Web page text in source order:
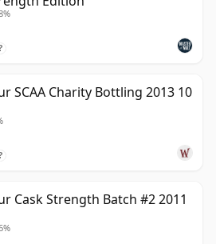
SCAA Charity Bottling 2013 10
Cask Strength Batch #2 2011